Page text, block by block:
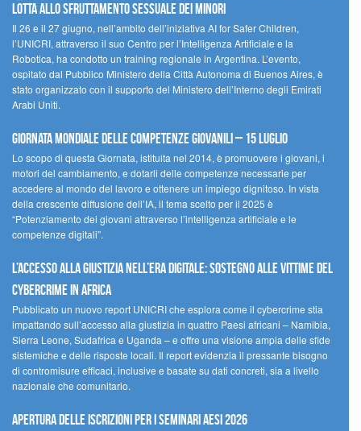
lotta allo sfruttamento sessuale dei minori
Il 26 e il 27 giugno, nell’ambito dell’iniziativa AI for Safer Children,
l’UNICRI, attraverso il suo Centro per l’Intelligenza Artificiale e la
Robotica, ha condotto un training regionale in Argentina. L’evento,
ospitato dal Pubblico Ministero della Città Autonoma di Buenos Aires, è
stato organizzato con il supporto del Ministero dell’Interno degli Emirati
Arabi Uniti.
Giornata Mondiale delle Competenze Giovanili – 15 luglio
Lo scopo di questa Giornata, istituita nel 2014, è promuovere i giovani, i
motori del cambiamento, e dotarli delle competenze necessarie per
accedere al mondo del lavoro e ottenere un impiego dignitoso. In vista
della crescente diffusione dell’IA, il tema scelto per il 2025 è
“Potenziamento dei giovani attraverso l’intelligenza artificiale e le
competenze digitali”.
L’accesso alla giustizia nell’era digitale: sostegno alle vittime del
cybercrime in Africa
Pubblicato un nuovo report UNICRI che esplora come il cybercrime stia
impattando sull’accesso alla giustizia in quattro Paesi africani – Namibia,
Sierra Leone, Sudafrica e Uganda – e offre una visione ampia delle sfide
sistemiche e delle risposte locali. Il report evidenzia il pressante bisogno
di contromisure efficaci, inclusive e basate su dati concreti, sia a livello
nazionale che comunitario.
Apertura delle iscrizioni per i seminari AESI 2026